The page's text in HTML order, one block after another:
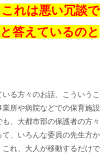
れは悪い冗談で
答えているのと
る方々のお話、こういうこ
所や病院などでの保育施設
、大都市部の保護者の方々
、いろんな委員の先生方か
れ、大人が移動するだけで